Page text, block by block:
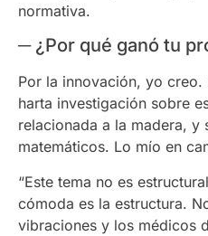
normativa.
─ ¿Por qué ganó tu
Por la innovación, yo
harta investigación sobre
relacionada a la madera, y
matemáticos. Lo mío en
“Este tema no es
cómoda es la estructura.
vibraciones y los médicos